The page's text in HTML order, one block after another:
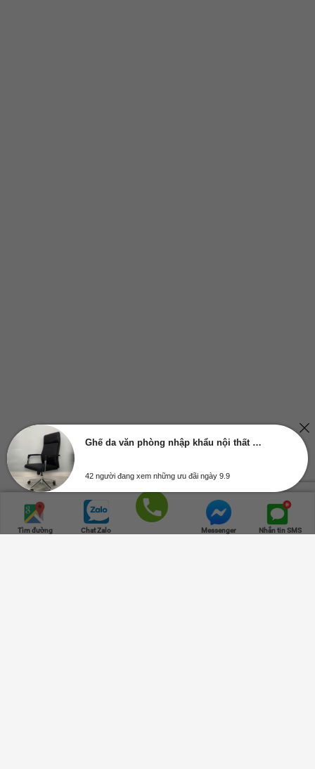
Tìm đường Chat Zalo Messenger Nhắn tin SMS
Trang chủ Danh mục Cửa hàng Giỏ hàng Lên đầu
Ghế da văn phòng nhập khẩu nội thất Greenfurni GR040A
42 người đang xem những ưu đãi ngày 9.9